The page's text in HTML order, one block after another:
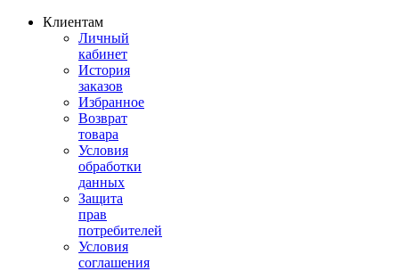
Клиентам
Личный
кабинет
История
заказов
Избранное
Возврат
товара
Условия
обработки
данных
Защита
прав
потребителей
Условия
соглашения